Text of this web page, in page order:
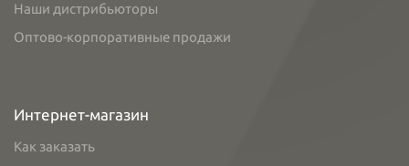
Наши дистрибьюторы
Оптово-корпоративные продажи
Интернет-магазин
Как заказать